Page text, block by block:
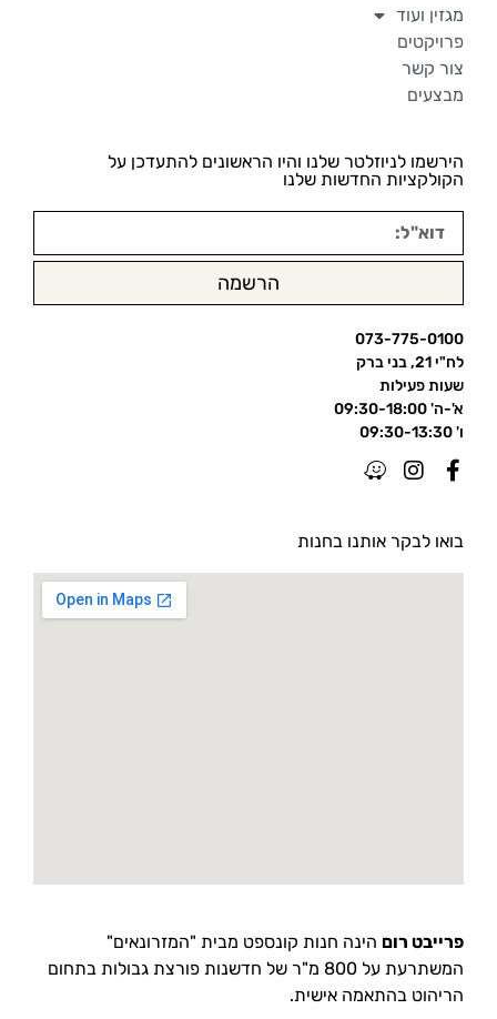
מגזין ועוד
פרויקטים
צור קשר
מבצעים
הירשמו לניוזלטר שלנו והיו הראשונים להתעדכן על
הקולקציות החדשות שלנו
הרשמה
073-775-0100
לח"י 21, בני ברק
שעות פעילות
א'-ה' 09:30-18:00
ו' 09:30-13:30
בואו לבקר אותנו בחנות
פרייבט רום הינה חנות קונספט מבית "המזרונאים"
המשתרעת על 800 מ"ר של חדשנות פורצת גבולות בתחום
הריהוט בהתאמה אישית.